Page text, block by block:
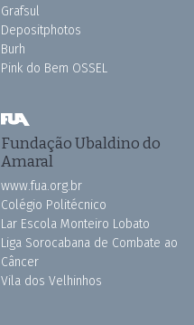
Grafsul
Depositphotos
Burh
Pink do Bem OSSEL
Fundação Ubaldino do
Amaral
www.fua.org.br
Colégio Politécnico
Lar Escola Monteiro Lobato
Liga Sorocabana de Combate ao
Câncer
Vila dos Velhinhos